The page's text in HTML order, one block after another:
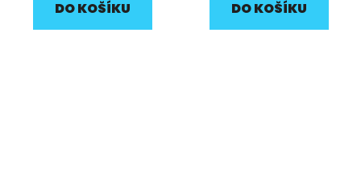
DO KOŠÍKU DO KOŠÍKU